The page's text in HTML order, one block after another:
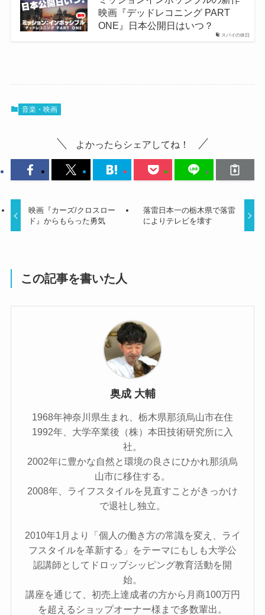
スパイの休日
映画『デッドレコニング PART
ONE』日本公開日はいつ？
音楽・映画
よかったらシェアしてね！
映画『カーズ/クロスロー
ド』からもらった勇気
落雷日本一の栃木県で落雷
によりテレビを壊す
この記事を書いた人
奥成 大輔
1968年神奈川県生まれ、栃木県那須烏山市在住
1992年、大学卒業後（株）本田技術研究所に入
社。
2002年に豊かな自然と環境の良さにひかれ那須烏
山市に移住する。
2008年、ライフスタイルを見直すことがきっかけ
で退社し独立。
2010年1月より「個人の働き方の常識を変え、ライ
フスタイルを革新する」をテーマにもしも大学公
認講師としてドロップシッピング教育活動を開
始。
講座を通じて、初売上達成者の方から月商100万円
を超えるショップオーナー様まで多数輩出。